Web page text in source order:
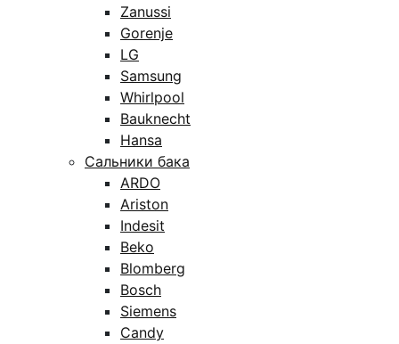
Zanussi
Gorenje
LG
Samsung
Whirlpool
Bauknecht
Hansa
Сальники бака
ARDO
Ariston
Indesit
Beko
Blomberg
Bosch
Siemens
Candy